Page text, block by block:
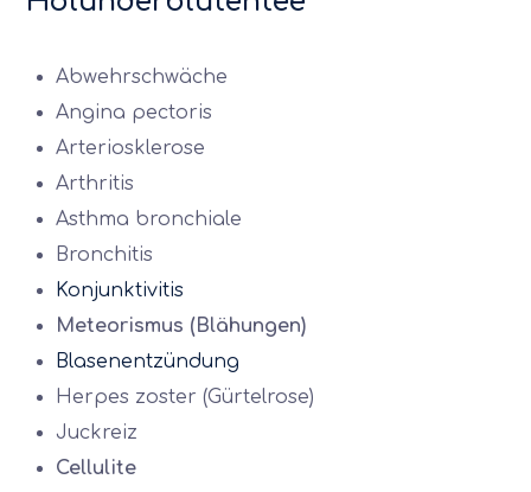
Abwehrschwäche
Angina pectoris
Arteriosklerose
Arthritis
Asthma bronchiale
Bronchitis
Konjunktivitis
Meteorismus (Blähungen)
Blasenentzündung
Herpes zoster (Gürtelrose)
Juckreiz
Cellulite